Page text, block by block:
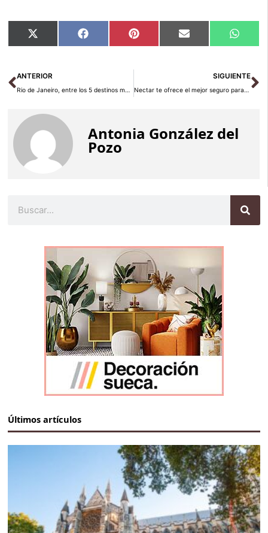
Compartir
en
X
(Twitter)
Compartir
en
Facebook Compartir
en
Pinterest Compartir
en
Email
en
Ant
ANTERIOR
Rio de Janeiro, entre los 5 destinos mejor valorados del mundo
SIGUIENTE
Nectar te ofrece el mejor seguro para tu viaje
Antonia González del
Pozo
Últimos artículos